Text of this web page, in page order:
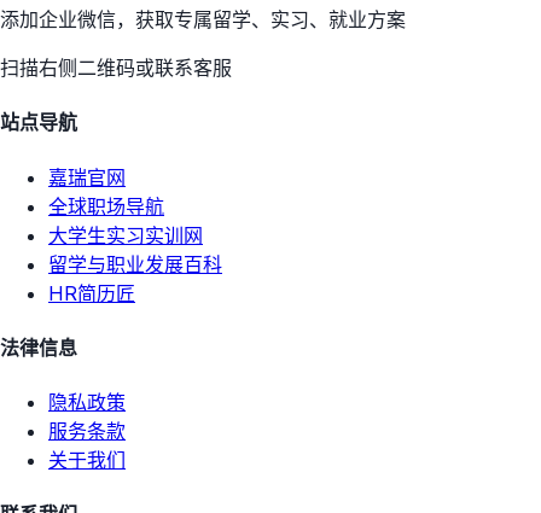
添加企业微信，获取专属留学、实习、就业方案
扫描右侧二维码或联系客服
站点导航
嘉瑞官网
全球职场导航
大学生实习实训网
留学与职业发展百科
HR简历匠
法律信息
隐私政策
服务条款
关于我们